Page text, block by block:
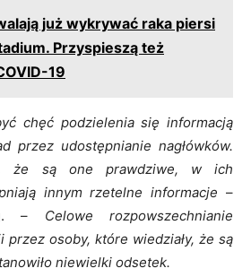
już wykrywać raka piersi
Przyspieszą też
19
chęć podzielenia się informacją
przez udostępnianie nagłówków.
że są one prawdziwe, w ich
innym rzetelne informacje –
– Celowe rozpowszechnianie
przez osoby, które wiedziały, że są
niewielki odsetek.